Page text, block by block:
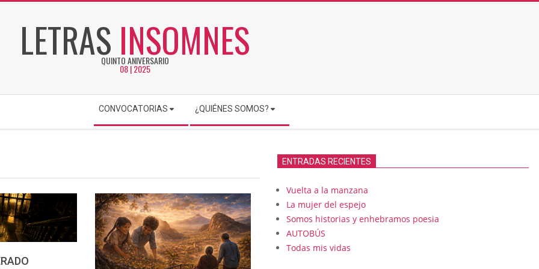
LETRAS INSOMNES
QUINTO ANIVERSARIO
08 | 2025
CONVOCATORIAS ¿QUIÉNES SOMOS?
ENTRADAS RECIENTES
Vuelta a la manzana
La mujer del espejo
Somos historias y enhebramos poesia
AUTOBÚS
Todas mis vidas